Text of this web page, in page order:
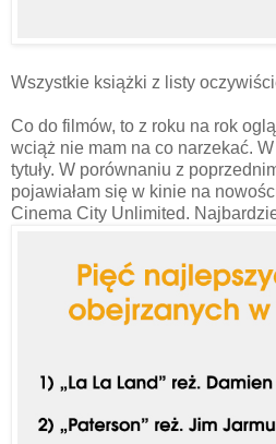
Wszystkie książki z listy
Co do filmów, to z roku na rok
wciąż nie mam na co narzekać.
tytuły. W porównaniu z
pojawiałam się w kinie na
Cinema City Unlimited.